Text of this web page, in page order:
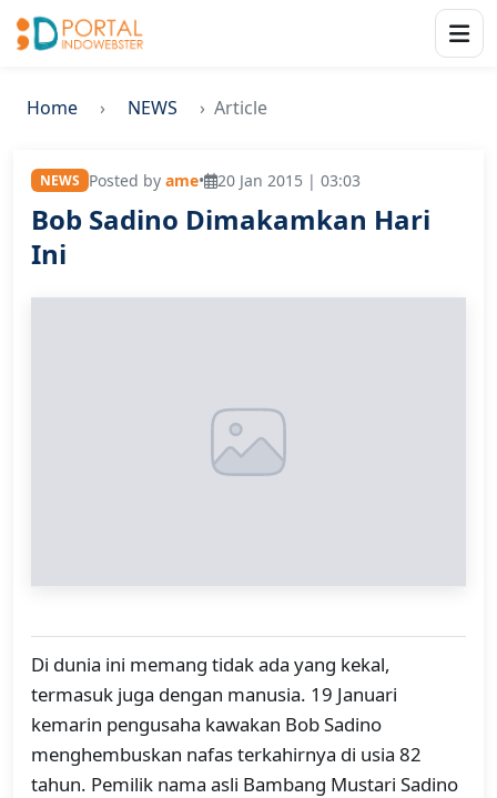
Home NEWS Article
NEWS Posted by ame• 20 Jan 2015 | 03:03
Bob Sadino Dimakamkan Hari
Ini
Di dunia ini memang tidak ada yang kekal,
termasuk juga dengan manusia. 19 Januari
kemarin pengusaha kawakan Bob Sadino
menghembuskan nafas terkahirnya di usia 82
tahun. Pemilik nama asli Bambang Mustari Sadino